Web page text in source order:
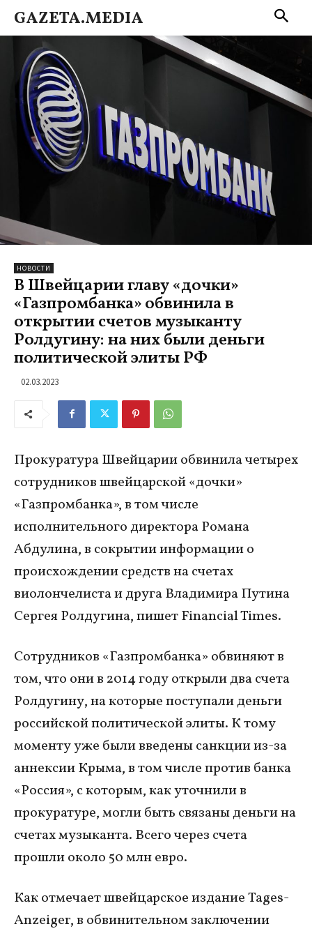
GAZETA.MEDIA
НОВОСТИ
В Швейцарии главу «дочки»
«Газпромбанка» обвинила в
открытии счетов музыканту
Ролдугину: на них были деньги
политической элиты РФ
02.03.2023
Прокуратура Швейцарии обвинила четырех
сотрудников швейцарской «дочки»
«Газпромбанка», в том числе
исполнительного директора Романа
Абдулина, в сокрытии информации о
происхождении средств на счетах
виолончелиста и друга Владимира Путина
Сергея Ролдугина, пишет Financial Times.
Сотрудников «Газпромбанка» обвиняют в
том, что они в 2014 году открыли два счета
Ролдугину, на которые поступали деньги
российской политической элиты. К тому
моменту уже были введены санкции из-за
аннексии Крыма, в том числе против банка
«Россия», с которым, как уточнили в
прокуратуре, могли быть связаны деньги на
счетах музыканта. Всего через счета
прошли около 50 млн евро.
Как отмечает швейцарское издание Tages-
Anzeiger, в обвинительном заключении